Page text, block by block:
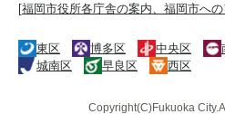
[福岡市役所各庁舎の案内、福岡市への
東区 博多区 中央区
城南区
早良区 西区
Copyright(C)Fukuoka